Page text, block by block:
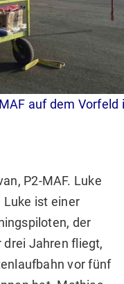
auf dem Vorfeld
P2-MAF. Luke
ist einer
der
Jahren fliegt,
vor fünf